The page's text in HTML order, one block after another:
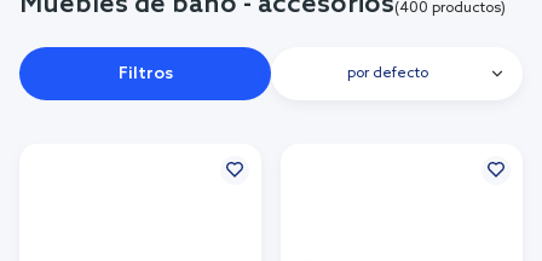
(400 productos)
Filtros por defecto